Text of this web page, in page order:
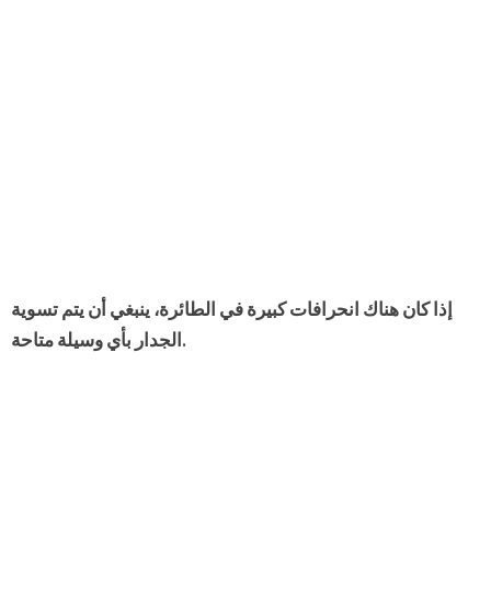
إذا كان هناك انحرافات كبيرة في الطائرة، ينبغي أن يتم تسوية
الجدار بأي وسيلة متاحة.